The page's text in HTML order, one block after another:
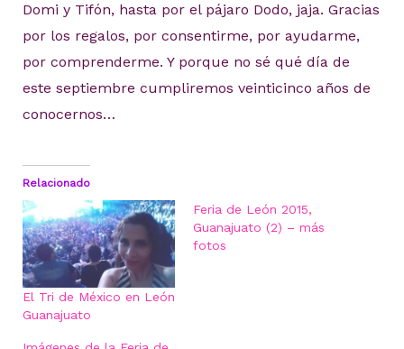
Domi y Tifón, hasta por el pájaro Dodo, jaja. Gracias
por los regalos, por consentirme, por ayudarme,
por comprenderme. Y porque no sé qué día de
este septiembre cumpliremos veinticinco años de
conocernos…
Relacionado
El Tri de México en León
Guanajuato
Feria de León 2015,
Guanajuato (2) – más
fotos